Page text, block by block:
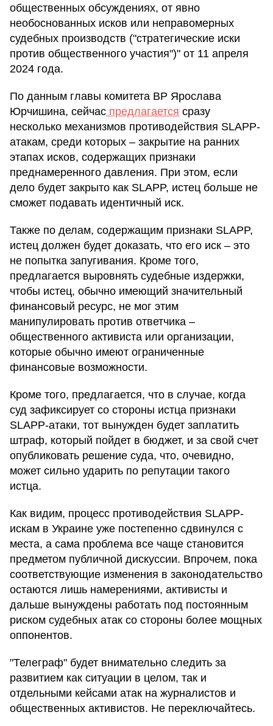
общественных обсуждениях, от явно
необоснованных исков или неправомерных
судебных производств ("стратегические иски
против общественного участия")" от 11 апреля
2024 года.
По данным главы комитета ВР Ярослава
Юрчишина, сейчас предлагается сразу
несколько механизмов противодействия SLAPP-
атакам, среди которых – закрытие на ранних
этапах исков, содержащих признаки
преднамеренного давления. При этом, если
дело будет закрыто как SLAPP, истец больше не
сможет подавать идентичный иск.
Также по делам, содержащим признаки SLAPP,
истец должен будет доказать, что его иск – это
не попытка запугивания. Кроме того,
предлагается выровнять судебные издержки,
чтобы истец, обычно имеющий значительный
финансовый ресурс, не мог этим
манипулировать против ответчика –
общественного активиста или организации,
которые обычно имеют ограниченные
финансовые возможности.
Кроме того, предлагается, что в случае, когда
суд зафиксирует со стороны истца признаки
SLAPP-атаки, тот вынужден будет заплатить
штраф, который пойдет в бюджет, и за свой счет
опубликовать решение суда, что, очевидно,
может сильно ударить по репутации такого
истца.
Как видим, процесс противодействия SLAPP-
искам в Украине уже постепенно сдвинулся с
места, а сама проблема все чаще становится
предметом публичной дискуссии. Впрочем, пока
соответствующие изменения в законодательство
остаются лишь намерениями, активисты и
дальше вынуждены работать под постоянным
риском судебных атак со стороны более мощных
оппонентов.
"Телеграф" будет внимательно следить за
развитием как ситуации в целом, так и
отдельными кейсами атак на журналистов и
общественных активистов. Не переключайтесь.